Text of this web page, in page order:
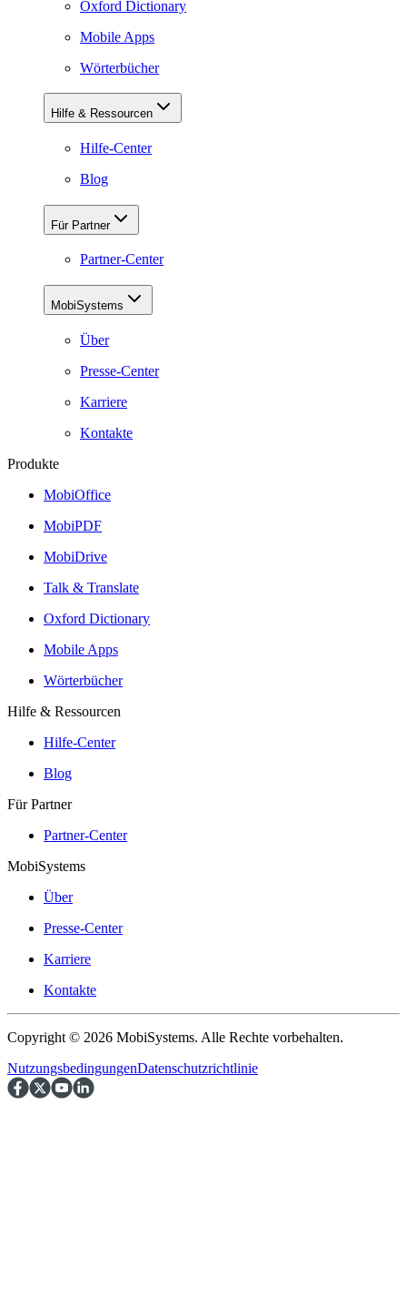
Oxford Dictionary
Mobile Apps
Wörterbücher
Hilfe & Ressourcen
Hilfe-Center
Blog
Für Partner
Partner-Center
MobiSystems
Über
Presse-Center
Karriere
Kontakte
Produkte
MobiOffice
MobiPDF
MobiDrive
Talk & Translate
Oxford Dictionary
Mobile Apps
Wörterbücher
Hilfe & Ressourcen
Hilfe-Center
Blog
Für Partner
Partner-Center
MobiSystems
Über
Presse-Center
Karriere
Kontakte
Copyright © 2026 MobiSystems. Alle Rechte vorbehalten.
NutzungsbedingungenDatenschutzrichtlinie